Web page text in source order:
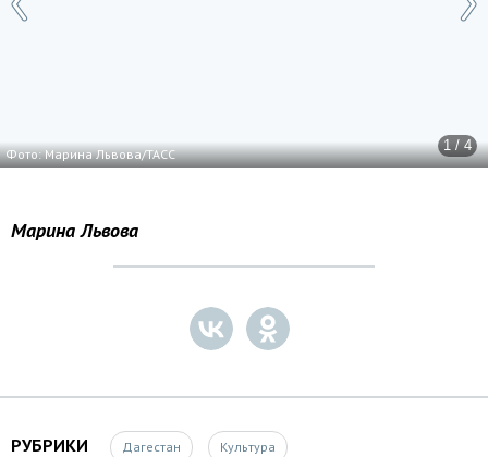
1 / 4
Фото: Марина Львова/ТАСС
Марина Львова
РУБРИКИ Дагестан Культура